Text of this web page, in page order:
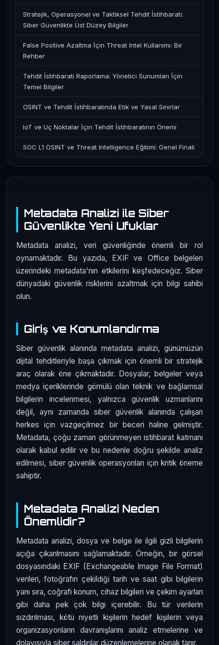
Metadata Analizi ile Siber
Güvenlikte Yeni Ufuklar
Metadata analizi, veri güvenliğinde önemli bir rol
oynamaktadır. Bu yazıda, EXIF ve Office belgeleri
üzerindeki metadata'nın etkilerini keşfedeceğiz. Siber
dünyadaki güvenlik risklerini azaltmak için bilgi sahibi
olun.
Giriş ve Konumlandırma
Siber güvenlik alanında metadata analizi, günümüzün
dijital tehditleriyle başa çıkmak için önemli bir stratejik
araç olarak öne çıkmaktadır. Dosyalar, belgeler veya
medya içeriklerinde gömülü olan teknik ve bağlamsal
bilgilerin incelenmesi, yalnızca güvenlik uzmanlarını
değil, aynı zamanda siber güvenlik alanında çalışan
herkes için vazgeçilmez bir beceri haline gelmiştir.
Metadata, çoğu zaman görünmeyen istihbarat katmanı
olarak kabul edilir ve bu nedenle doğru şekilde analiz
edilmesi, siber güvenlik operasyonları için kritik öneme
sahiptir.
Metadata Analizi Neden
Önemlidir?
Metadata analizi, dosya ve belge ile ilgili gizli bilgilerin
açığa çıkarılmasını sağlamaktadır. Örneğin, bir görsel
dosyasındaki EXIF (Exchangeable Image File Format)
verileri, fotoğrafın çekildiği tarih ve saat gibi bilgilerin
yanı sıra, coğrafi konum, cihaz bilgileri ve çekim ayarları
gibi daha pek çok bilgi içerebilir. Bu tür verilerin
sızdırılması, kötü niyetli kişilerin hedef kişilerin veya
organizasyonların davranışlarını analiz etmelerine ve
dolayısıyla siber saldırılar düzenlemelerine olanak tanır.
Stratejik, Operasyonel ve Taktiksel Tehdit İstihbaratı:
Siber Güvenlikte Üst Düzey Bilgiler
False Positive Azaltma İçin Threat Intel Kullanımı: Bir
Rehber
Tehdit İstihbaratı Raporlama: Yönetici Sunumları İçin
Temel Bilgiler
OSINT ve Tehdit İstihbaratında Etik ve Yasal Sınırlar
IoT ve Uç Noktalar İçin Tehdit İstihbaratının Önemi
SOC L1 OSINT ve Threat Intelligence Eğitimi: Genel Finali